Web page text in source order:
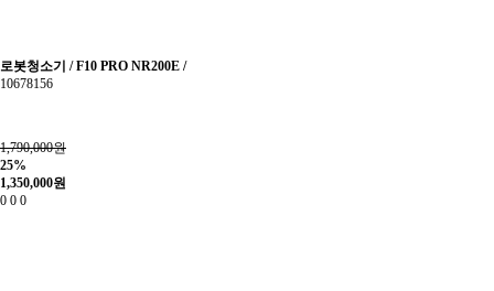
로봇청소기 / F10 PRO NR200E /
10678156
1,790,000원
25%
1,350,000원
0 0 0